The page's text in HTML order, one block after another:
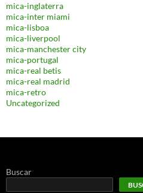
mica-inglaterra
mica-inter miami
mica-lisboa
mica-liverpool
mica-manchester city
mica-portugal
mica-real betis
mica-real madrid
mica-retro
Uncategorized
Buscar